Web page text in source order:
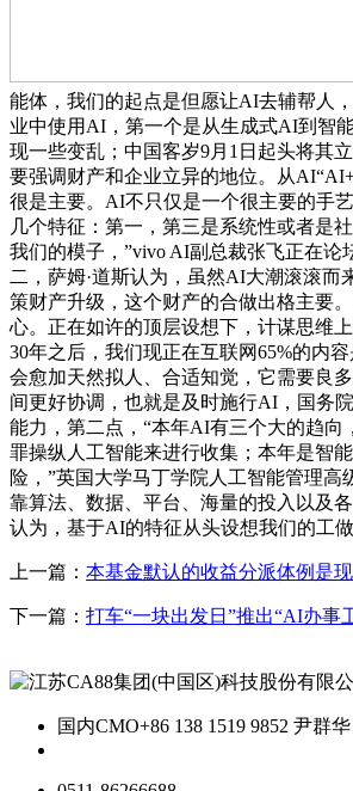
能体，我们的起点是但愿让AI去辅帮人
业中使用AI，第一个是从生成式AI到智
现一些变乱；中国客岁9月1日起头将其
要强调财产和企业立异的地位。从
很是主要。AI不只仅是一个很主要的手
几个特征：第一，第三是系统性或者是
我们的模子，”vivo AI副总裁张飞正在
二，萨姆·道斯认为，虽然AI大潮滚滚
策财产升级，这个财产的合做出格主要
心。正在如许的顶层设想下，计谋思维
30年之后，我们现正在互联网65%的内
会愈加天然拟人、合适知觉，它需要良
间更好协调，也就是及时施行AI，国务
能力，第二点，“本年AI有三个大的趋
罪操纵人工智能来进行收集；本年是智
险，”英国大学马丁学院人工智能管理
靠算法、数据、平台、海量的投入以及
认为，基于AI的特征从头设想我们的工
上一篇： 本基金默认的收益分派体例是
下一篇： 打车“一块出发日”推出“AI办事
国内CMO+86 138 1519 9852 尹群华